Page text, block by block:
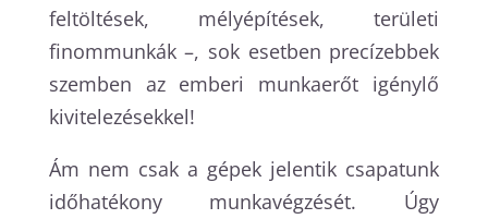
feltöltések, mélyépítések, területi
finommunkák –, sok esetben precízebbek
szemben az emberi munkaerőt igénylő
kivitelezésekkel!
Ám nem csak a gépek jelentik csapatunk
időhatékony munkavégzését. Úgy